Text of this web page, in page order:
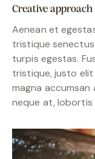
Creative
Aenean et
tristique
turpis egestas.
tristique, justo elit
magna accumsan
neque at,